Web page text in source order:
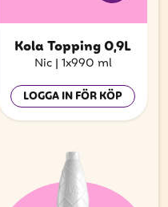
Kola Topping 0,9L
Nic | 1x990 ml
LOGGA IN FÖR KÖP